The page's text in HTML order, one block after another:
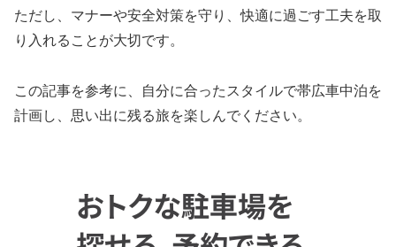
ただし、マナーや安全対策を守り、快適に過ごす工夫を取
り入れることが大切です。
この記事を参考に、自分に合ったスタイルで帯広車中泊を
計画し、思い出に残る旅を楽しんでください。